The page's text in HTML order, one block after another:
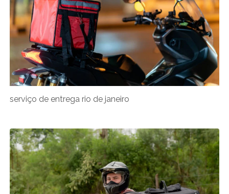
serviço de entrega rio de janeiro